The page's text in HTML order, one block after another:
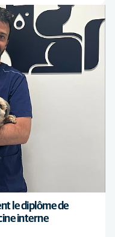
le diplôme de
interne